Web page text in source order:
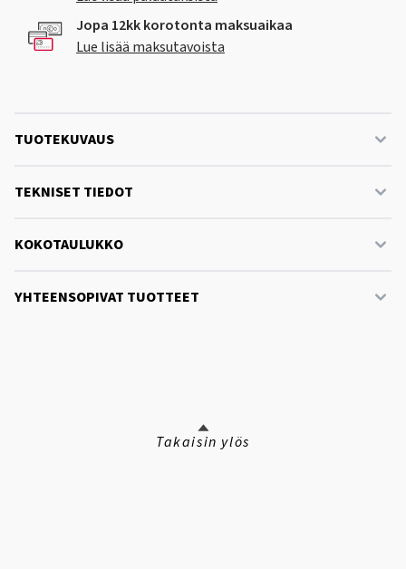
Jopa 12kk korotonta maksuaikaa
Lue lisää maksutavoista
TUOTEKUVAUS
TEKNISET TIEDOT
KOKOTAULUKKO
YHTEENSOPIVAT TUOTTEET
Takaisin ylös